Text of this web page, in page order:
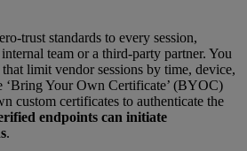
trust standards to every session,
team or a third-party partner. You
limit vendor sessions by time, device,
Your Own Certificate’ (BYOC)
custom certificates to authenticate the
endpoints can initiate
.